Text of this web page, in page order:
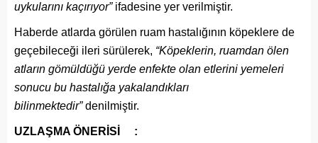
uykularını kaçırıyor”ifadesine yer verilmiştir.
Haberde atlarda görülen ruam hastalığının köpeklere de
geçebileceği ileri sürülerek, “Köpeklerin, ruamdan ölen
atların gömüldüğü yerde enfekte olan etlerini yemeleri
sonucu bu hastalığa yakalandıkları
bilinmektedir”denilmiştir.
UZLAŞMA ÖNERİSİ :